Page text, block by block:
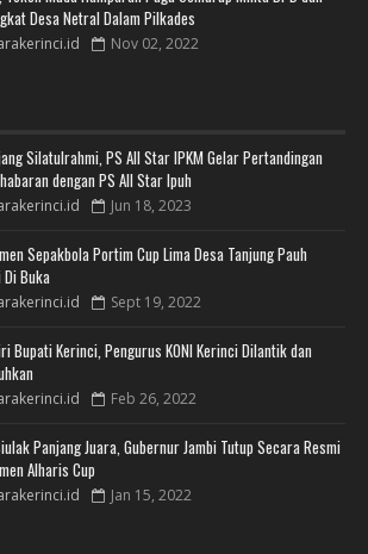
Desa Netral Dalam Pilkades
Nov 02, 2022
Silatulrahmi, PS All Star IPKM Gelar Pertandingan
dengan PS All Star Ipuh
Jun 18, 2023
Sepakbola Portim Cup Lima Desa Tanjung Pauh
Buka
Sept 19, 2022
Bupati Kerinci, Pengurus KONI Kerinci Dilantik dan
Feb 26, 2022
Panjang Juara, Gubernur Jambi Tutup Secara Resmi
Alharis Cup
Jan 15, 2022